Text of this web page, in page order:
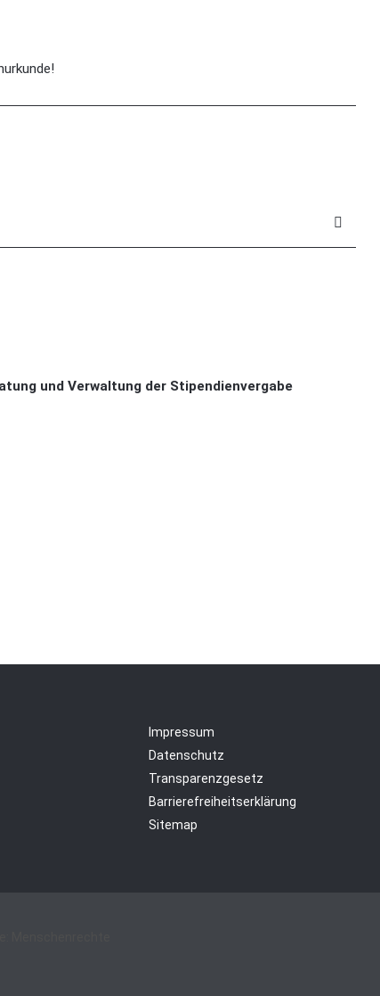
und Verwaltung der Stipendienvergabe
Impressum
Datenschutz
Transparenzgesetz
Barrierefreiheitserklärung
Sitemap